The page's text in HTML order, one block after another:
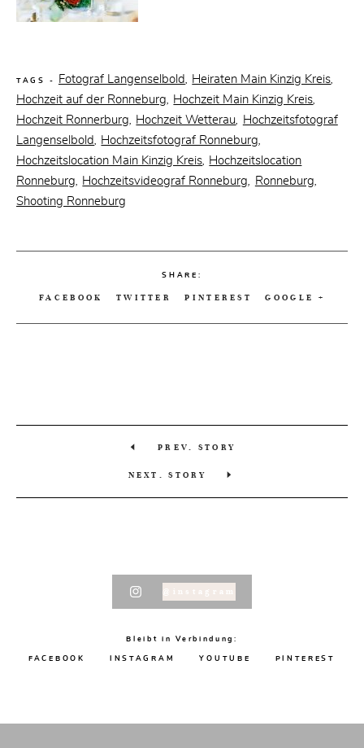
TAGS - Fotograf Langenselbold, Heiraten Main Kinzig Kreis,
Hochzeit auf der Ronneburg, Hochzeit Main Kinzig Kreis,
Hochzeit Ronnerburg, Hochzeit Wetterau, Hochzeitsfotograf
Langenselbold, Hochzeitsfotograf Ronneburg,
Hochzeitslocation Main Kinzig Kreis, Hochzeitslocation
Ronneburg, Hochzeitsvideograf Ronneburg, Ronneburg,
Shooting Ronneburg
SHARE:
FACEBOOK TWITTER PINTEREST GOOGLE +
PREV. STORY
NEXT. STORY
@instagram
Bleibt in Verbindung:
FACEBOOK
INSTAGRAM YOUTUBE PINTEREST